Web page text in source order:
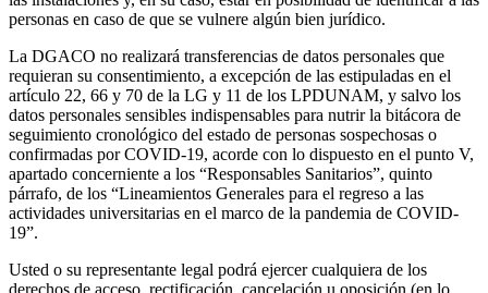
personas en caso de que se vulnere algún bien jurídico.
La DGACO no realizará transferencias de datos personales que
requieran su consentimiento, a excepción de las estipuladas en el
artículo 22, 66 y 70 de la LG y 11 de los LPDUNAM, y salvo los
datos personales sensibles indispensables para nutrir la bitácora de
seguimiento cronológico del estado de personas sospechosas o
confirmadas por COVID-19, acorde con lo dispuesto en el punto V,
apartado concerniente a los “Responsables Sanitarios”, quinto
párrafo, de los “Lineamientos Generales para el regreso a las
actividades universitarias en el marco de la pandemia de COVID-
19”.
Usted o su representante legal podrá ejercer cualquiera de los